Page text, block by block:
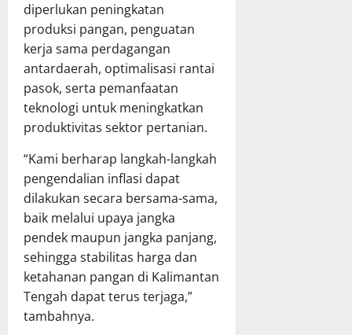
diperlukan peningkatan
produksi pangan, penguatan
kerja sama perdagangan
antardaerah, optimalisasi rantai
pasok, serta pemanfaatan
teknologi untuk meningkatkan
produktivitas sektor pertanian.
“Kami berharap langkah-langkah
pengendalian inflasi dapat
dilakukan secara bersama-sama,
baik melalui upaya jangka
pendek maupun jangka panjang,
sehingga stabilitas harga dan
ketahanan pangan di Kalimantan
Tengah dapat terus terjaga,”
tambahnya.